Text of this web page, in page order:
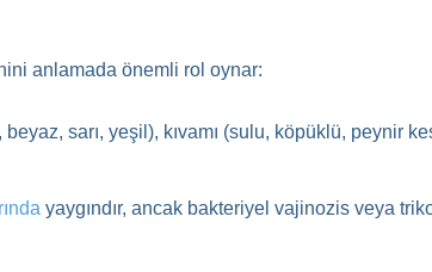
anlamada önemli rol oynar:
beyaz, sarı, yeşil), kıvamı (sulu, köpüklü, peynir
yaygındır, ancak bakteriyel vajinozis veya